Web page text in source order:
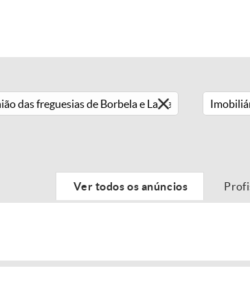
Ver todos os anúncios